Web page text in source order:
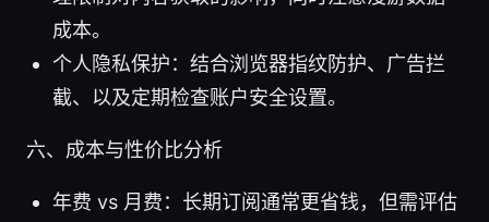
成本。
个人隐私保护：结合浏览器指纹防护、广告拦
截、以及定期检查账户安全设置。
六、成本与性价比分析
年费 vs 月费：长期订阅通常更省钱，但需评估